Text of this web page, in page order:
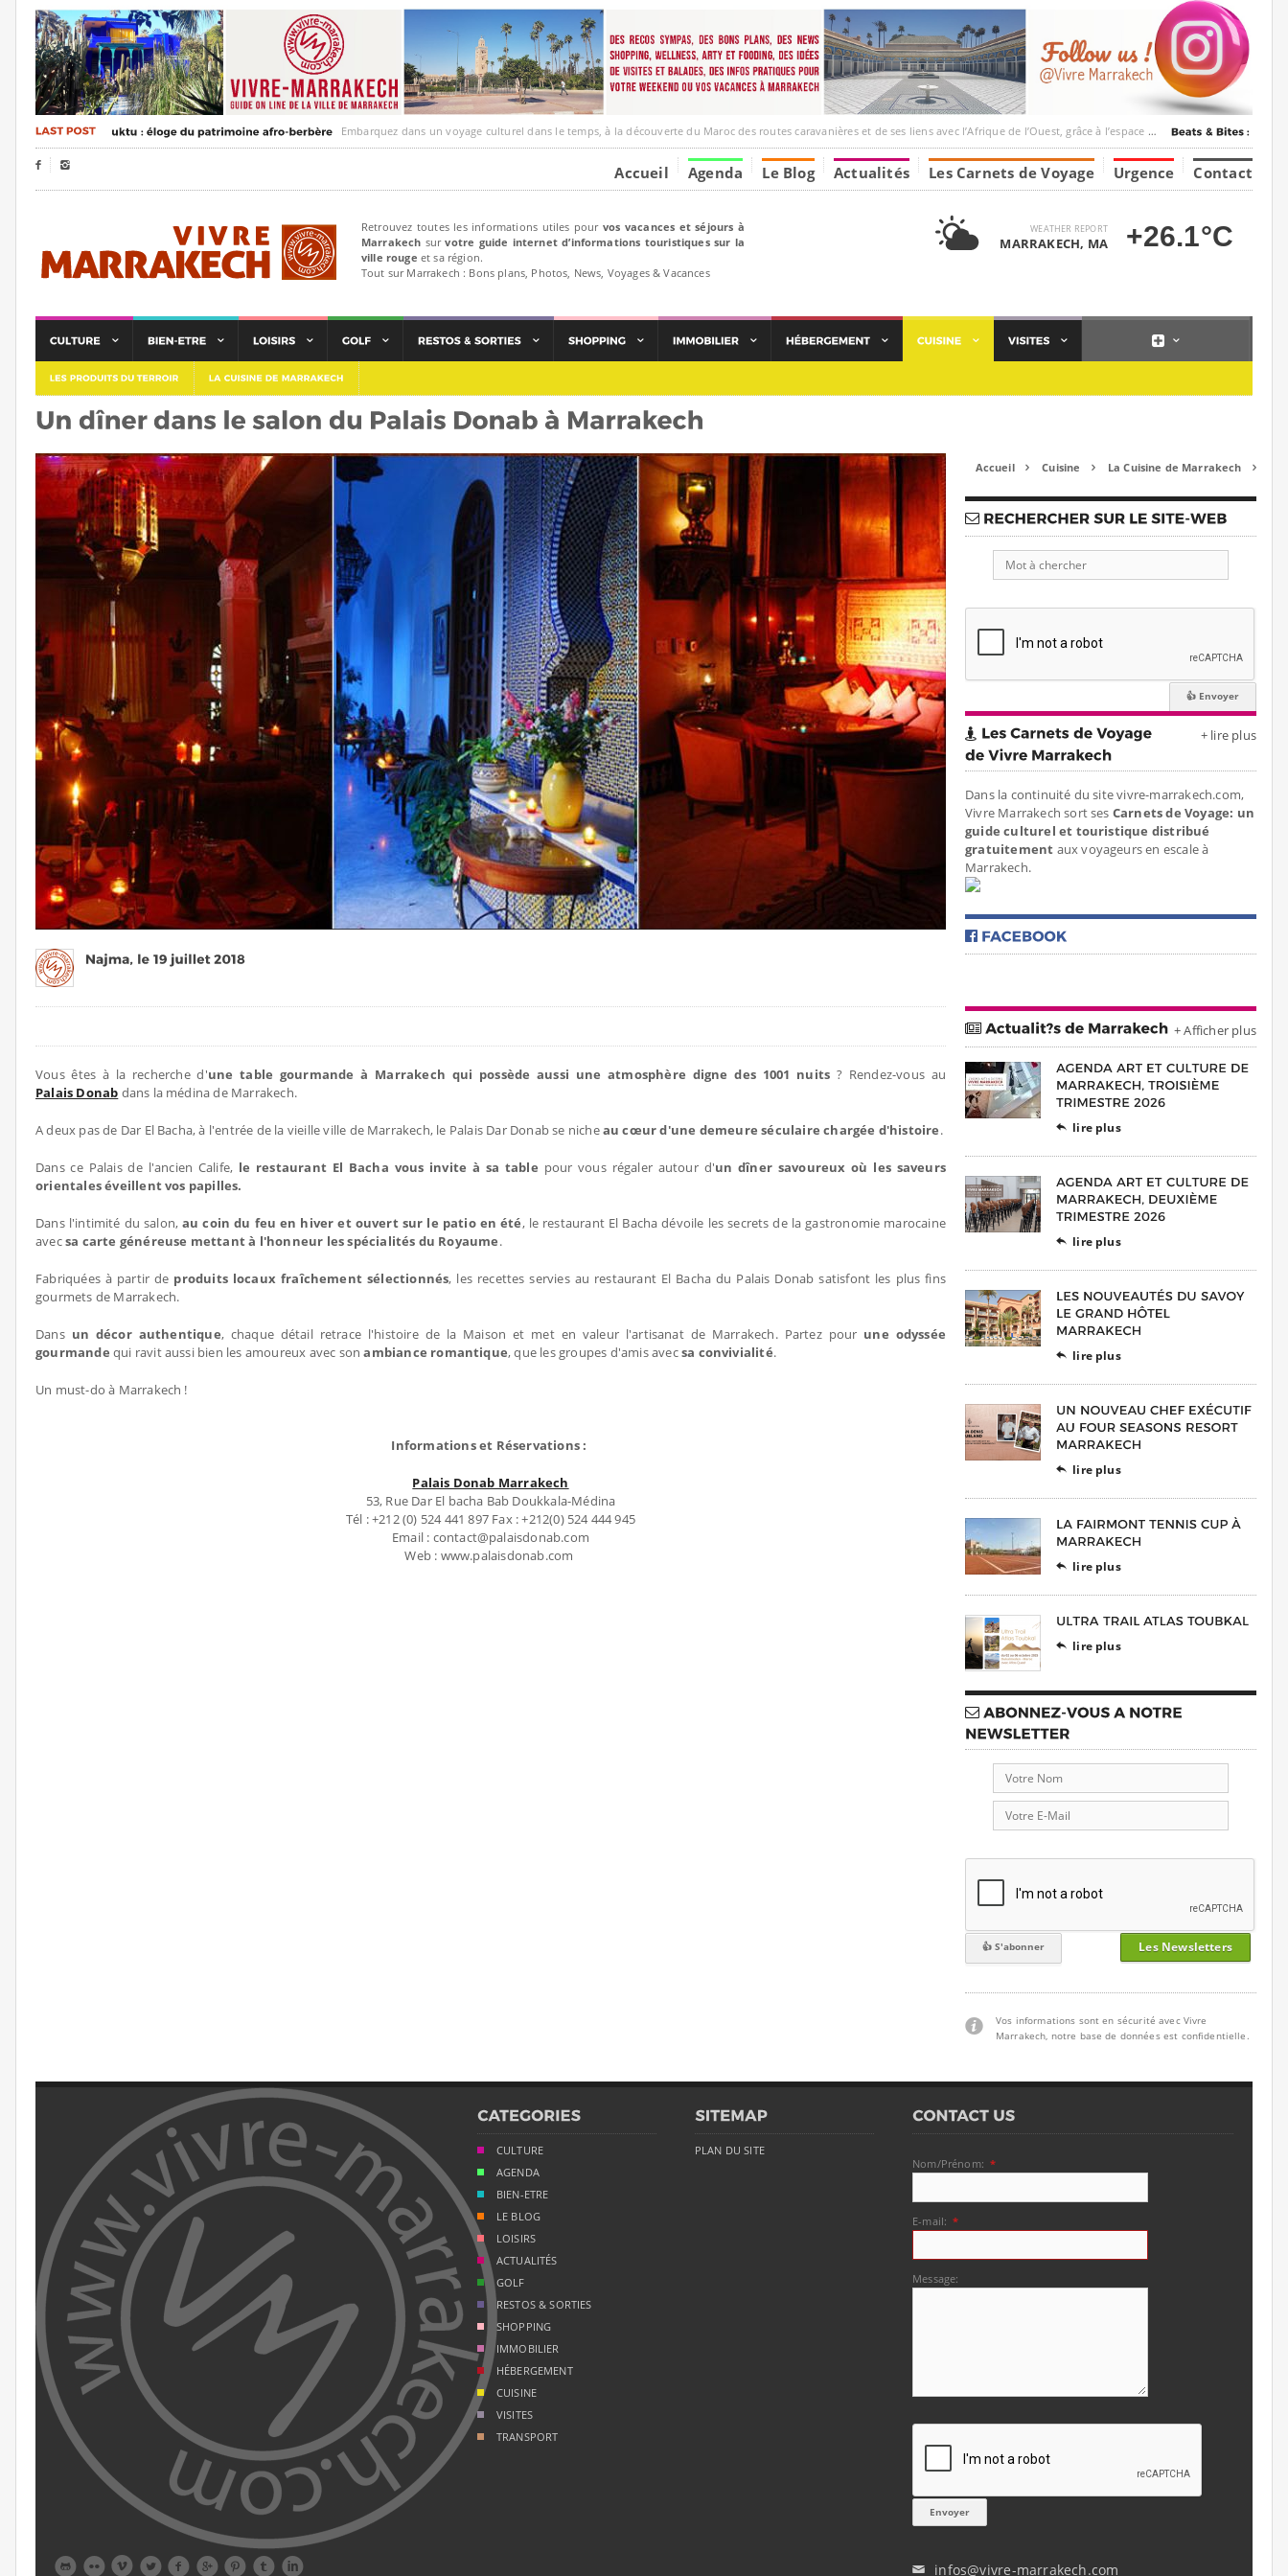
Embarquez dans un voyage culturel dans le temps, à la découverte du Maroc des routes caravanières et de ses liens avec l’Afrique de l’Ouest, grâce à l’espace Marrakesh-Tumbuktu.
  Accueil Agenda Le Blog Actualités Les Carnets de Voyage Urgence Contact
Retrouvez toutes les informations utiles pour vos vacances et séjours à
Marrakech survotre guide internet d’informations touristiques sur la
ville rouge et sa région.
Tout sur Marrakech : Bons plans, Photos, News, Voyages & Vacances
WEATHER REPORT
MARRAKECH, MA +26.1°C
Vous êtes à la recherche d'une table gourmande à Marrakech qui possède aussi une atmosphère digne des 1001 nuits ? Rendez-vous au
Palais Donab dans la médina de Marrakech.
A deux pas de Dar El Bacha, à l'entrée de la vieille ville de Marrakech, le Palais Dar Donab se nicheau cœur d'une demeure séculaire chargée d'histoire.
Dans ce Palais de l'ancien Calife, le restaurant El Bacha vous invite à sa table pour vous régaler autour d'un dîner savoureux où les saveurs
orientales éveillent vos papilles.
Dans l'intimité du salon,au coin du feu en hiver et ouvert sur le patio en été, le restaurant El Bacha dévoile les secrets de la gastronomie marocaine
avecsa carte généreuse mettant à l'honneur les spécialités du Royaume.
Fabriquées à partir de produits locaux fraîchement sélectionnés, les recettes servies au restaurant El Bacha du Palais Donab satisfont les plus fins
gourmets de Marrakech.
Dans un décor authentique, chaque détail retrace l'histoire de la Maison et met en valeur l'artisanat de Marrakech. Partez pour une odyssée
gourmande qui ravit aussi bien les amoureux avec sonambiance romantique, que les groupes d'amis avecsa convivialité.
Un must-do à Marrakech !
Informations et Réservations :
Palais Donab Marrakech
53, Rue Dar El bacha Bab Doukkala-Médina
Tél : +212 (0) 524 441 897 Fax : +212(0) 524 444 945
Email : contact@palaisdonab.com
Web : www.palaisdonab.com
Accueil  Cuisine  La Cuisine de Marrakech 
+ lire plus
Dans la continuité du site vivre-marrakech.com,
Vivre Marrakech sort ses Carnets de Voyage: un
guide culturel et touristique distribué
gratuitement aux voyageurs en escale à
Marrakech.
+ Afficher plus
 lire plus
 lire plus
 lire plus
 lire plus
 lire plus
 lire plus
Les Newsletters
Vos informations sont en sécurité avec Vivre
Marrakech, notre base de données est confidentielle.
        
CULTURE
AGENDA
BIEN-ETRE
LE BLOG
LOISIRS
ACTUALITÉS
GOLF
RESTOS & SORTIES
SHOPPING
IMMOBILIER
HÉBERGEMENT
CUISINE
VISITES
TRANSPORT
PLAN DU SITE
Nom/Prénom: *
E-mail: *
Message:
✉ infos@vivre-marrakech.com